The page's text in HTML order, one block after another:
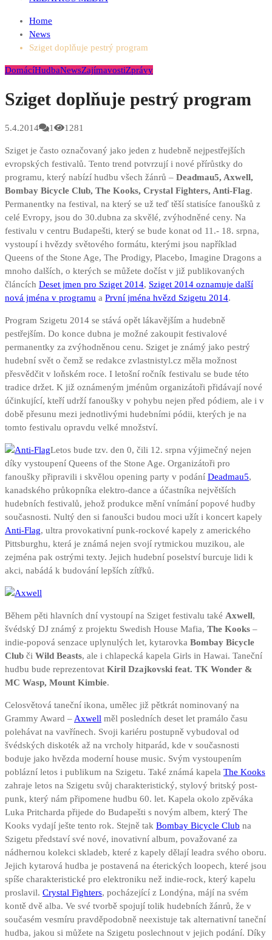
Home
News
Sziget doplňuje pestrý program
DomácíHudbaNewsZajímavostiZprávy
Sziget doplňuje pestrý program
5.4.2014 1 1281
Sziget je často označovaný jako jeden z hudebně nejpestřejších
evropských festivalů. Tento trend potvrzují i nové přírůstky do
programu, který nabízí hudbu všech žánrů – Deadmau5, Axwell,
Bombay Bicycle Club, The Kooks, Crystal Fighters, Anti-Flag.
Permanentky na festival, na který se už teď těší statisíce fanoušků z
celé Evropy, jsou do 30.dubna za skvělé, zvýhodněné ceny. Na
festivalu v centru Budapešti, který se bude konat od 11.- 18. srpna,
vystoupí i hvězdy světového formátu, kterými jsou například
Queens of the Stone Age, The Prodigy, Placebo, Imagine Dragons a
mnoho dalších, o kterých se můžete dočíst v již publikovaných
článcích Deset jmen pro Sziget 2014, Sziget 2014 oznamuje další
nová jména v programu a První jména hvězd Szigetu 2014.
Program Szigetu 2014 se stává opět lákavějším a hudebně
pestřejším. Do konce dubna je možné zakoupit festivalové
permanentky za zvýhodněnou cenu. Sziget je známý jako pestrý
hudební svět o čemž se redakce zvlastnistyl.cz měla možnost
přesvědčit v loňském roce. I letošní ročník festivalu se bude této
tradice držet. K již oznámeným jménům organizátoři přidávají nové
účinkující, kteří udrží fanoušky v pohybu nejen před pódiem, ale i v
době přesunu mezi jednotlivými hudebními pódii, kterých je na
tomto festivalu opravdu velké množství.
Letos bude tzv. den 0, čili 12. srpna výjimečný nejen
díky vystoupení Queens of the Stone Age. Organizátoři pro
fanoušky připravili i skvělou opening party v podání Deadmau5,
kanadského průkopníka elektro-dance a účastníka největších
hudebních festivalů, jehož produkce mění vnímání popové hudby
současnosti. Nultý den si fanoušci budou moci užít i koncert kapely
Anti-Flag, ultra provokativní punk-rockové kapely z amerického
Pittsburghu, která je známá nejen svojí rytmickou muzikou, ale
zejména pak ostrými texty. Jejich hudební poselství burcuje lidi k
akci, nabádá k budování lepších zítřků.
Během pěti hlavních dní vystoupí na Sziget festivalu také Axwell,
švédský DJ známý z projektu Swedish House Mafia, The Kooks –
indie-popová senzace uplynulých let, kytarovka Bombay Bicycle
Club či Wild Beasts, ale i chlapecká kapela Girls in Hawai. Taneční
hudbu bude reprezentovat Kiril Dzajkovski feat. TK Wonder &
MC Wasp, Mount Kimbie.
Celosvětová taneční ikona, umělec již pětkrát nominovaný na
Grammy Award – Axwell měl posledních deset let pramálo času
polehávat na vavřínech. Svoji kariéru postupně vybudoval od
švédských diskoték až na vrcholy hitparád, kde v současnosti
boduje jako hvězda moderní house music. Svým vystoupením
poblázní letos i publikum na Szigetu. Také známá kapela The Kooks
zahraje letos na Szigetu svůj charakteristický, stylový britský post-
punk, který nám připomene hudbu 60. let. Kapela okolo zpěváka
Luka Pritcharda přijede do Budapešti s novým albem, který The
Kooks vydají ješte tento rok. Stejně tak Bombay Bicycle Club na
Szigetu představí své nové, inovativní album, považované za
nádhernou kolekci skladeb, které z kapely dělají leadra svého oboru.
Jejich kytarová hudba je postavená na éterických loopech, které jsou
spíše charakteristické pro elektroniku než indie-rock, který kapelu
proslavil. Crystal Fighters, pocházející z Londýna, májí na svém
kontě dvě alba. Ve své tvorbě spojují tolik hudebních žánrů, že v
současém vesmíru pravděpodobně neexistuje tak alternativní taneční
hudba, jakou si můžete na Szigetu poslechnout v jejich podání. Díky